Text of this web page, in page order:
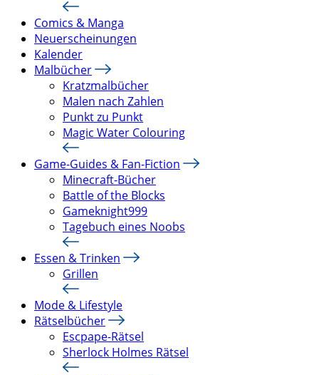
Comics & Manga
Neuerscheinungen
Kalender
Malbücher
Kratzmalbücher
Malen nach Zahlen
Punkt zu Punkt
Magic Water Colouring
Game-Guides & Fan-Fiction
Minecraft-Bücher
Battle of the Blocks
Gameknight999
Tagebuch eines Noobs
Essen & Trinken
Grillen
Mode & Lifestyle
Rätselbücher
Escpape-Rätsel
Sherlock Holmes Rätsel